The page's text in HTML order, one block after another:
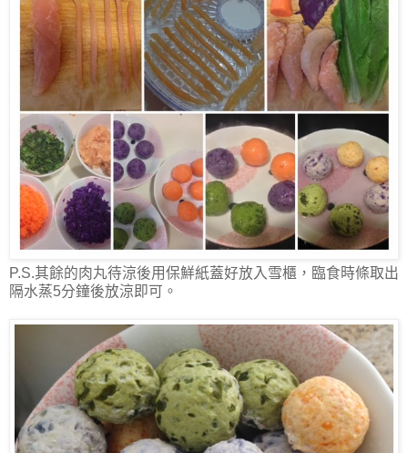
P.S.其餘的肉丸待涼後用保鮮紙蓋好放入雪櫃，臨食時條取出
隔水蒸5分鐘後放涼即可。